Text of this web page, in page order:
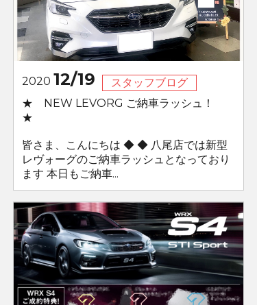
2020 12/19
スタッフブログ
★ NEW LEVORG ご納車ラッシュ！
★
皆さま、こんにちは ◆ ◆ 八尾店では新型
レヴォーグのご納車ラッシュとなっており
ます 本日もご納車...